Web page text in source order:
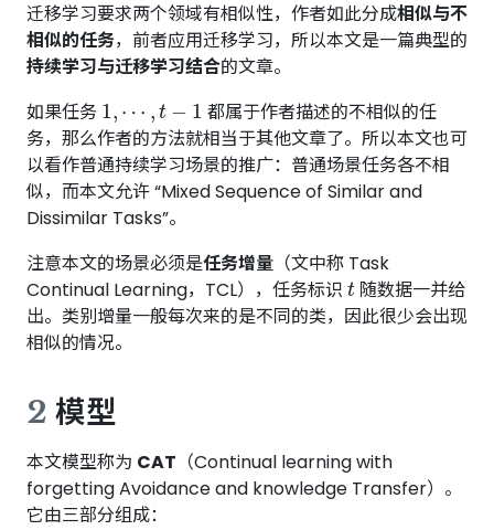
迁移学习要求两个领域有相似性，作者如此分成相似与不
相似的任务，前者应用迁移学习，所以本文是一篇典型的
持续学习与迁移学习结合的文章。
如果任务
1 1
都属于作者描述的不相似的任
务，那么作者的方法就相当于其他文章了。所以本文也可
以看作普通持续学习场景的推广：普通场景任务各不相
似，而本文允许 “Mixed Sequence of Similar and
Dissimilar Tasks”。
注意本文的场景必须是任务增量 （文中称 Task
Continual Learning，TCL），任务标识
t
随数据一并给
出。类别增量一般每次来的是不同的类，因此很少会出现
相似的情况。
2 模型
本文模型称为 CAT （Continual learning with
forgetting Avoidance and knowledge Transfer）。
它由三部分组成：